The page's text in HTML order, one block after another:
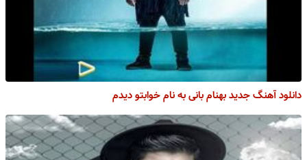
دانلود آهنگ جدید بهنام بانی به نام خوابتو دیدم